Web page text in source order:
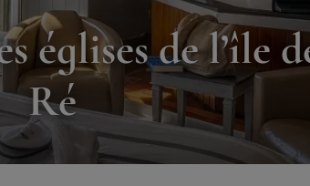
églises de l’île
Ré